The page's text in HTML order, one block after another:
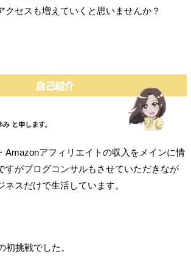
クセスも増えていくと思いませんか？
Amazonアフィリエイトの収入をメインに情
すがブログコンサルもさせていただきなが
ネスだけで生活しています。
初挑戦でした。